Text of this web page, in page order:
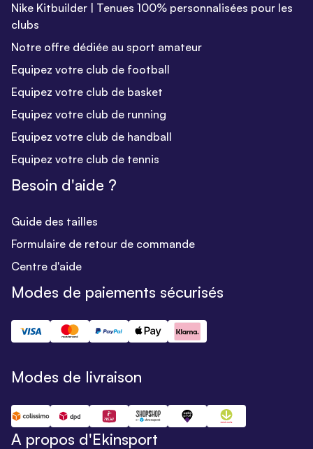
Nike Kitbuilder | Tenues 100% personnalisées pour les
clubs
Notre offre dédiée au sport amateur
Equipez votre club de football
Equipez votre club de basket
Equipez votre club de running
Equipez votre club de handball
Equipez votre club de tennis
Besoin d'aide ?
Guide des tailles
Formulaire de retour de commande
Centre d'aide
Modes de paiements sécurisés
Modes de livraison
A propos d'Ekinsport